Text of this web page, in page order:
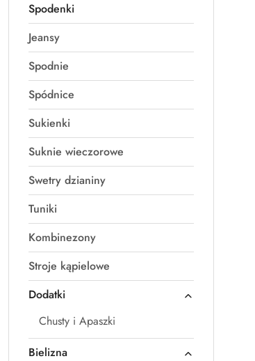
Spodenki
Jeansy
Spodnie
Spódnice
Sukienki
Suknie wieczorowe
Swetry dzianiny
Tuniki
Kombinezony
Stroje kąpielowe
Dodatki
Chusty i Apaszki
Bielizna